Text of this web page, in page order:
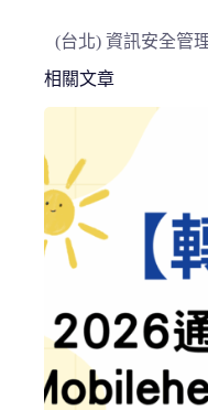
(台北) 資訊安全管
相關文章